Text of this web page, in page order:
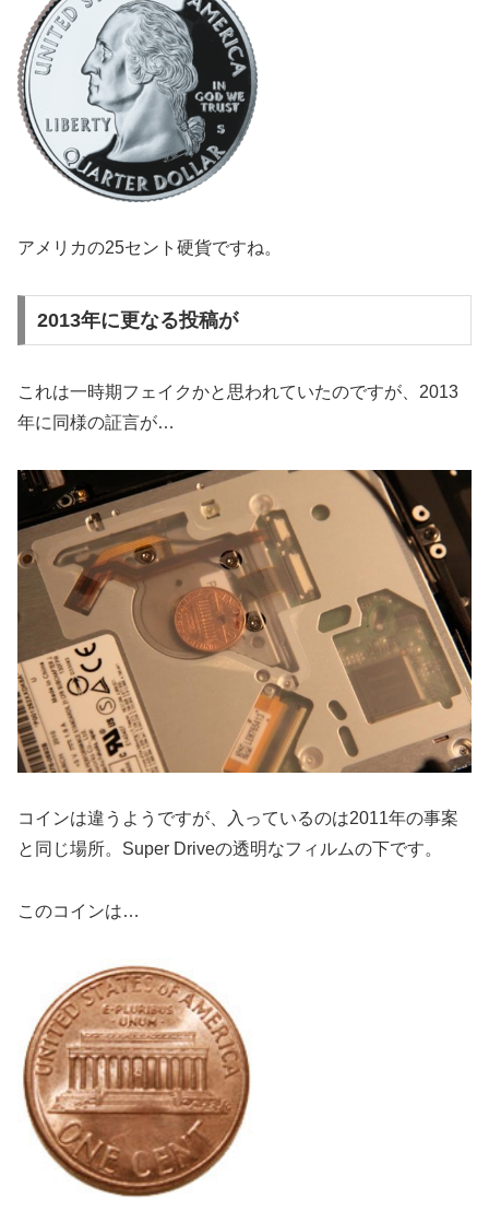
アメリカの25セント硬貨ですね。
2013年に更なる投稿が
これは一時期フェイクかと思われていたのですが、2013
年に同様の証言が…
コインは違うようですが、入っているのは2011年の事案
と同じ場所。Super Driveの透明なフィルムの下です。
このコインは…